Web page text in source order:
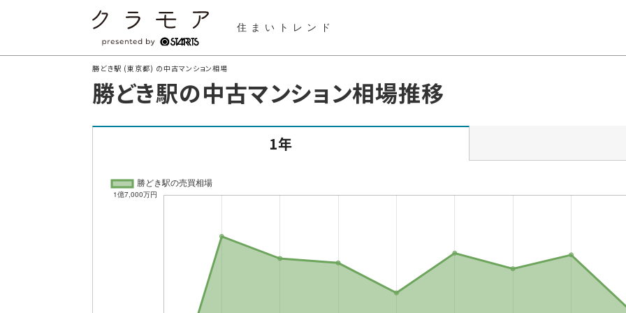
住まいトレンド
勝どき駅 (東京都) の中古マンション相場
勝どき駅の中古マンション相場推移
1年